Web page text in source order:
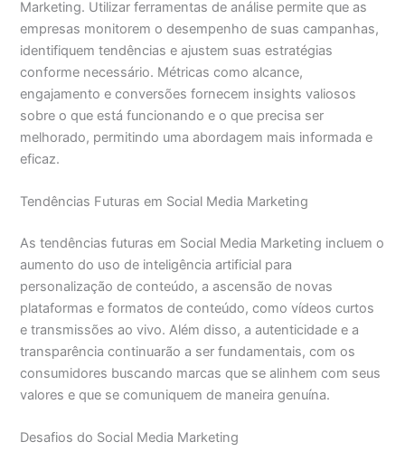
Marketing. Utilizar ferramentas de análise permite que as
empresas monitorem o desempenho de suas campanhas,
identifiquem tendências e ajustem suas estratégias
conforme necessário. Métricas como alcance,
engajamento e conversões fornecem insights valiosos
sobre o que está funcionando e o que precisa ser
melhorado, permitindo uma abordagem mais informada e
eficaz.
Tendências Futuras em Social Media Marketing
As tendências futuras em Social Media Marketing incluem o
aumento do uso de inteligência artificial para
personalização de conteúdo, a ascensão de novas
plataformas e formatos de conteúdo, como vídeos curtos
e transmissões ao vivo. Além disso, a autenticidade e a
transparência continuarão a ser fundamentais, com os
consumidores buscando marcas que se alinhem com seus
valores e que se comuniquem de maneira genuína.
Desafios do Social Media Marketing